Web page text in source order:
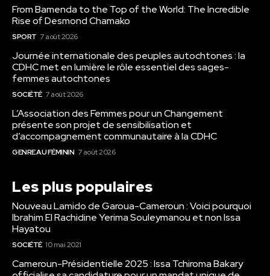
From Bamenda to the Top of the World: The Incredible
Rise of Desmond Chamako
SPORT 7 août 2026
Journée internationale des peuples autochtones : la
CDHC met en lumière le rôle essentiel des sages-
femmes autochtones
SOCIÉTÉ 7 août 2026
L’Association des Femmes pour un Changement
présente son projet de sensibilisation et
d’accompagnement communautaire à la CDHC
GENRE AU FÉMININ 7 août 2026
Les plus populaires
Nouveau Lamido de Garoua-Cameroun : Voici pourquoi
Ibrahim El Rachidine Yerima Souleymanou et non Issa
Hayatou
SOCIÉTÉ 10 mai 2021
Cameroun-Présidentielle 2025 : Issa Tchiroma Bakary